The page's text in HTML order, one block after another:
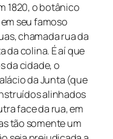
1820, o botânico
seu famoso
chamada rua da
da colina. É aí que
da cidade, o
da Junta (que
alinhados
face da rua, em
tão somente um